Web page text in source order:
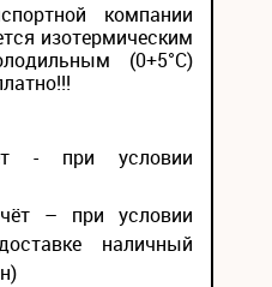
компании
изотермическим
(0+5°С)
- при условии
– при условии
наличный